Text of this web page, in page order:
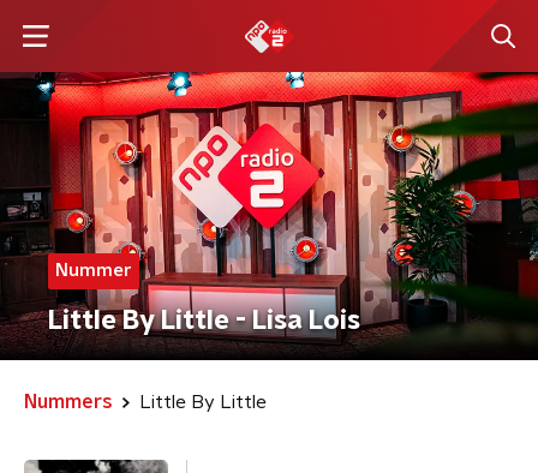
Nummer
Little By Little - Lisa Lois
Nummers Little By Little